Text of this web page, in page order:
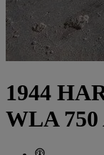
1944
WLA 750